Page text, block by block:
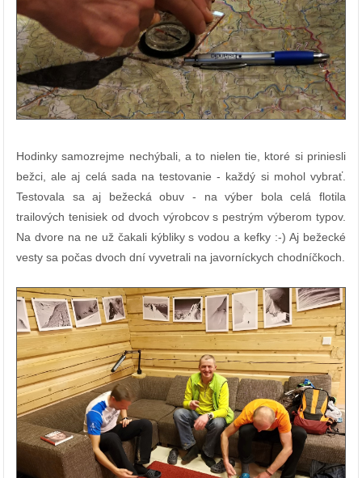
Hodinky samozrejme nechýbali, a to nielen tie, ktoré si priniesli
bežci, ale aj celá sada na testovanie - každý si mohol vybrať.
Testovala sa aj bežecká obuv - na výber bola celá flotila
trailových tenisiek od dvoch výrobcov s pestrým výberom typov.
Na dvore na ne už čakali kýbliky s vodou a kefky :-) Aj bežecké
vesty sa počas dvoch dní vyvetrali na javorníckych chodníčkoch.